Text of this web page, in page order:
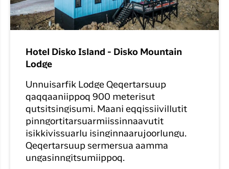
Hotel Disko Island - Disko Mountain
Lodge
Unnuisarfik Lodge Qeqertarsuup
qaqqaaniippoq 900 meterisut
qutsitsingisumi. Maani eqqissiivillutit
pinngortitarsuarmiissinnaavutit
isikkivissuarlu isinginnaarujoorlungu.
Qeqertarsuup sermersua aamma
ungasinngitsumiippoq.